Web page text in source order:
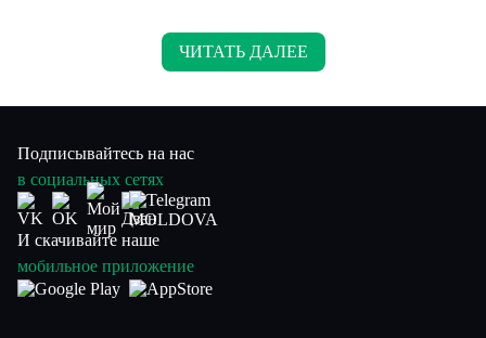
ЧИТАТЬ ДАЛЕЕ
Подписывайтесь на нас
в социальных сетях
И скачивайте наше
мобильное приложение